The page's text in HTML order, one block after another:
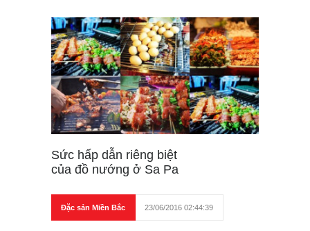
Sức hấp dẫn riêng biệt
của đồ nướng ở Sa Pa
Đặc sản Miền Bắc 23/06/2016 02:44:39